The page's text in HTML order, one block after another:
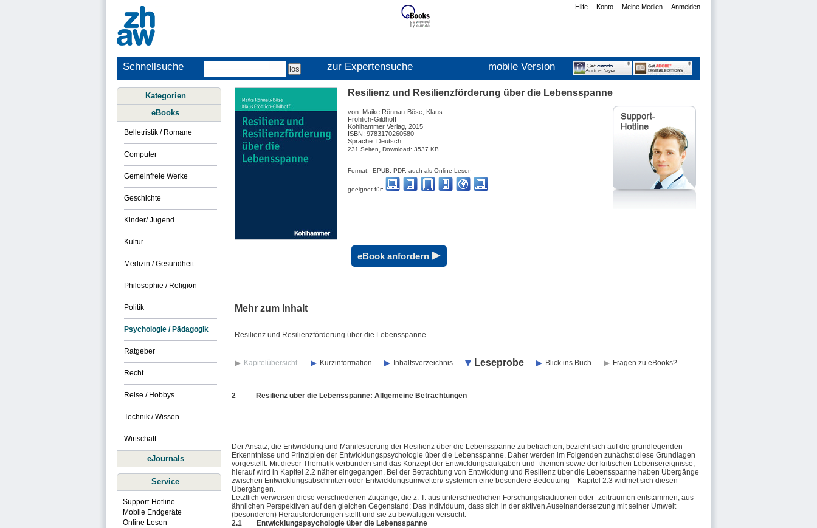
Anmelden
Meine Medien
Konto
Hilfe
Schnellsuche zur Expertensuche mobile Version
Resilienz und Resilienzförderung über die Lebensspanne
von: Maike Rönnau-Böse, Klaus
Fröhlich-Gildhoff
Kohlhammer Verlag, 2015
ISBN: 9783170260580
Sprache: Deutsch
231 Seiten, Download: 3537 KB
Format: EPUB, PDF, auch als Online-Lesen
geeignet für:
eBook anfordern ▸
Mehr zum Inhalt
Resilienz und Resilienzförderung über die Lebensspanne
Kapitelübersicht Kurzinformation Inhaltsverzeichnis Leseprobe Blick ins Buch Fragen zu eBooks?
2 Resilienz über die Lebensspanne: Allgemeine Betrachtungen
Der Ansatz, die Entwicklung und Manifestierung der Resilienz über die Lebensspanne zu betrachten, bezieht sich auf die grundlegenden
Erkenntnisse und Prinzipien der Entwicklungspsychologie über die Lebensspanne. Daher werden im Folgenden zunächst diese Grundlagen
vorgestellt. Mit dieser Thematik verbunden sind das Konzept der Entwicklungsaufgaben und -themen sowie der kritischen Lebensereignisse;
hierauf wird in Kapitel 2.2 näher eingegangen. Bei der Betrachtung von Entwicklung und Resilienz über die Lebensspanne haben Übergänge
zwischen Entwicklungsabschnitten oder Entwicklungsumwelten/-systemen eine besondere Bedeutung – Kapitel 2.3 widmet sich diesen
Übergängen.
Letztlich verweisen diese verschiedenen Zugänge, die z. T. aus unterschiedlichen Forschungstraditionen oder -zeiträumen entstammen, aus
ähnlichen Perspektiven auf den gleichen Gegenstand: Das Individuum, dass sich in der aktiven Auseinandersetzung mit seiner Umwelt
(besonderen) Herausforderungen stellt und sie zu bewältigen versucht.
2.1 Entwicklungspsychologie über die Lebensspanne
Kategorien
eBooks
Belletristik / Romane
Computer
Gemeinfreie Werke
Geschichte
Kinder/ Jugend
Kultur
Medizin / Gesundheit
Philosophie / Religion
Politik
Psychologie / Pädagogik
Ratgeber
Recht
Reise / Hobbys
Technik / Wissen
Wirtschaft
eJournals
Service
Support-Hotline
Mobile Endgeräte
Online Lesen